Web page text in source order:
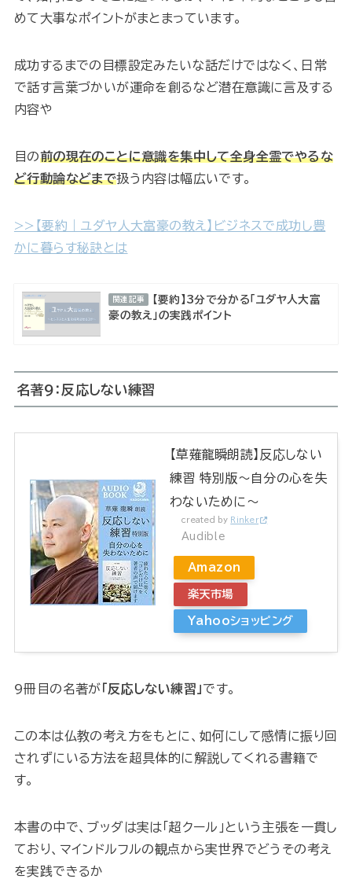
めて大事なポイントがまとまっています。
成功するまでの目標設定みたいな話だけではなく、日常
で話す言葉づかいが運命を創るなど潜在意識に言及する
内容や
目の前の現在のことに意識を集中して全身全霊でやるな
ど行動論などまで扱う内容は幅広いです。
>>【要約｜ユダヤ人大富豪の教え】ビジネスで成功し豊
かに暮らす秘訣とは
関連記事
【要約】3分で分かる「ユダヤ人大富
豪の教え」の実践ポイント
名著9：反応しない練習
【草薙龍瞬朗読】反応しない
練習 特別版～自分の心を失
わないために～
created by Rinker
Audible
Amazon
楽天市場
Yahooショッピング
9冊目の名著が 「反応しない練習」です。
この本は仏教の考え方をもとに、如何にして感情に振り回
されずにいる方法を超具体的に解説してくれる書籍で
す。
本書の中で、ブッダは実は「超クール」という主張を一貫し
ており、マインドルフルの観点から実世界でどうその考え
を実践できるか